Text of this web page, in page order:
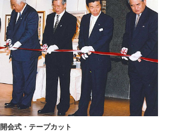
開会式・テープカット